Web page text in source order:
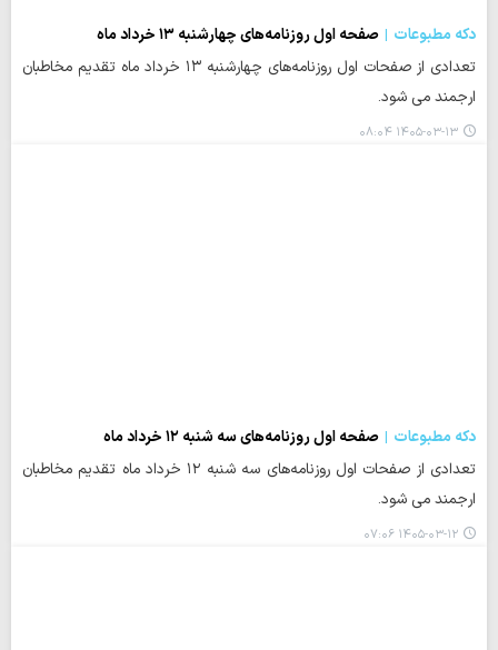
دکه مطبوعات
صفحه اول روزنامه‌های چهارشنبه ۱۳ خرداد ماه
تعدادی از صفحات اول روزنامه‌های چهارشنبه ۱۳ خرداد ماه تقدیم مخاطبان
ارجمند می شود.
۱۴۰۵-۰۳-۱۳ ۰۸:۰۴
دکه مطبوعات
صفحه اول روزنامه‌های سه شنبه ۱۲ خرداد ماه
تعدادی از صفحات اول روزنامه‌های سه شنبه ۱۲ خرداد ماه تقدیم مخاطبان
ارجمند می شود.
۱۴۰۵-۰۳-۱۲ ۰۷:۰۶